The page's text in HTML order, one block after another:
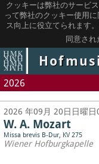
クッキーは弊社のサービ
って弊社のクッキー使用
ス向上に役立てられます
同意され
2026
2026 年09月 20日日曜
W. A. Mozart
Missa brevis B-Dur, KV 275
Wiener Hofburgkapelle